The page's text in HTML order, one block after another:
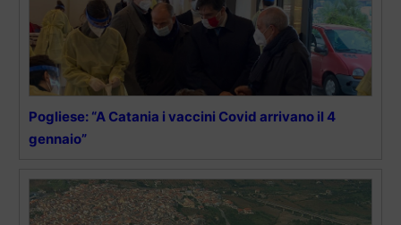
Pogliese: “A Catania i vaccini Covid arrivano il 4
gennaio”